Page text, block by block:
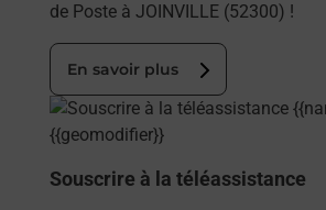
de Poste à JOINVILLE (52300) !
En savoir plus
En savoir plus
Souscrire à la téléassistance